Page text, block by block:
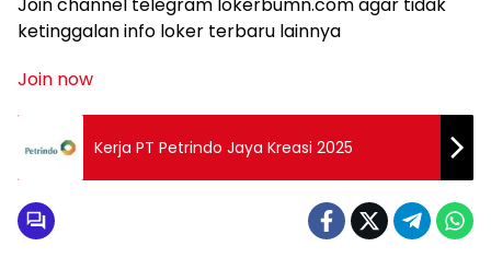
ketinggalan info loker terbaru lainnya
Join now
Kerja PT Petrindo Jaya Kreasi 2025